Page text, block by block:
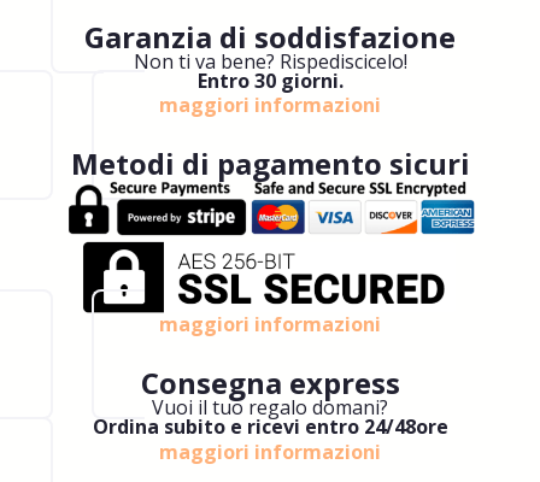
Garanzia di soddisfazione
Non ti va bene? Rispediscicelo!
Entro 30 giorni.
maggiori informazioni
Metodi di pagamento sicuri
maggiori informazioni
Consegna express
Vuoi il tuo regalo domani?
Ordina subito e ricevi entro 24/48ore
maggiori informazioni